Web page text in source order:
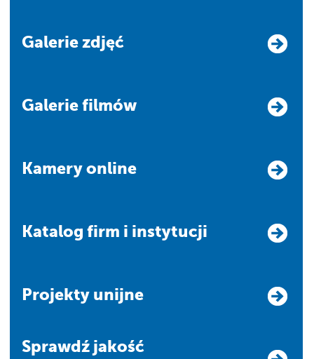
Galerie zdjęć
Galerie filmów
Kamery online
Katalog firm i instytucji
Projekty unijne
Sprawdź jakość